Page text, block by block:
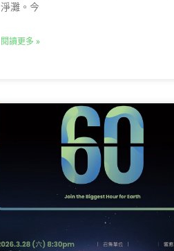
淨灘。今
閱讀更多 »